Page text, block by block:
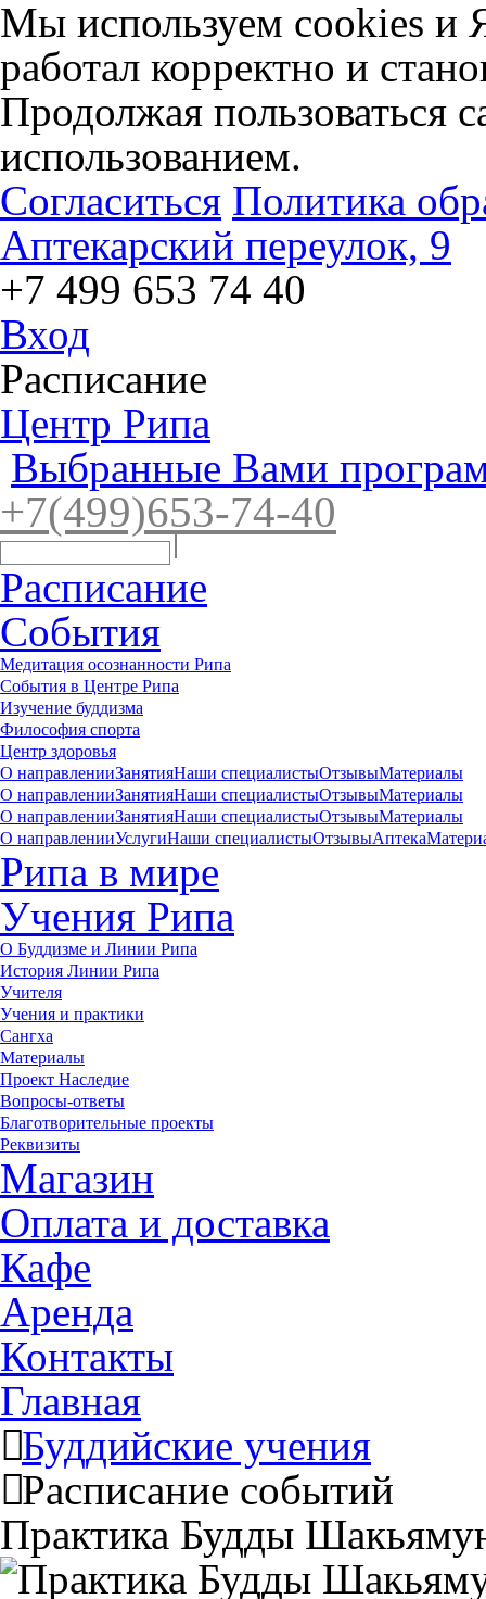
Мы используем cookies и
работал корректно и
Продолжая пользоваться
использованием.
Согласиться Политика
Аптекарский переулок, 9
+7 499 653 74 40
Вход
Расписание
Центр Рипа
Выбранные Вами
+7(499)653-74-40
Расписание
События
Медитация осознанности Рипа
События в Центре Рипа
Изучение буддизма
Философия спорта
Центр здоровья
О направленииЗанятияНаши специалистыОтзывыМатериалы
О направленииЗанятияНаши специалистыОтзывыМатериалы
О направленииЗанятияНаши специалистыОтзывыМатериалы
О направленииУслугиНаши специалистыОтзывыАптека
Рипа в мире
Учения Рипа
О Буддизме и Линии Рипа
История Линии Рипа
Учителя
Учения и практики
Сангха
Материалы
Проект Наследие
Вопросы-ответы
Благотворительные проекты
Реквизиты
Магазин
Оплата и доставка
Кафе
Аренда
Контакты
Главная
Буддийские учения
Расписание событий
Практика Будды